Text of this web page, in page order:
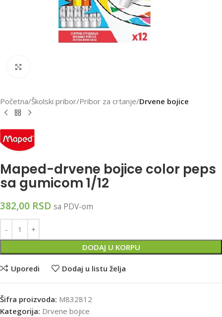
Početna Školski pribor Pribor za crtanje Drvene bojice
Maped-drvene bojice color peps
sa gumicom 1/12
382,00 RSD sa PDV-om
DODAJ U KORPU
Uporedi Dodaj u listu želja
Šifra proizvoda: M832812
Kategorija: Drvene bojice